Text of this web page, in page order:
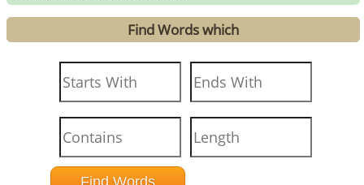
Find Words which